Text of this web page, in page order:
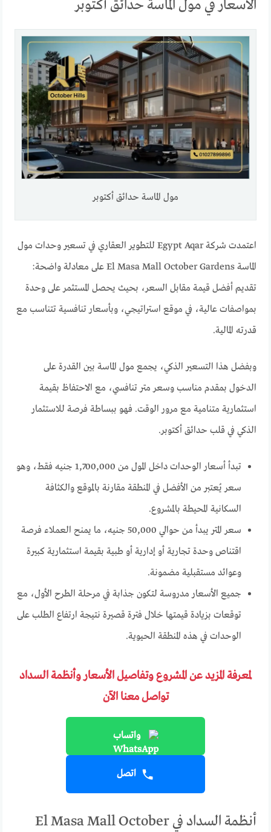
الأسعار في مول الماسة حدائق أكتوبر
مول الماسة حدائق أكتوبر
اعتمدت شركة Egypt Aqar للتطوير العقاري في تسعير وحدات مول
الماسة El Masa Mall October Gardens على معادلة واضحة:
تقديم أفضل قيمة مقابل السعر، بحيث يحصل المستثمر على وحدة
بمواصفات عالية، في موقع استراتيجي، وبأسعار تنافسية تتناسب مع
قدرته المالية.
وبفضل هذا التسعير الذكي، يجمع مول الماسة بين القدرة على
الدخول بمقدم مناسب وسعر متر تنافسي، مع الاحتفاظ بقيمة
استثمارية متنامية مع مرور الوقت. فهو ببساطة فرصة للاستثمار
الذكي في قلب حدائق أكتوبر.
تبدأ أسعار الوحدات داخل المول من 1,700,000 جنيه فقط، وهو
سعر يُعتبر من الأفضل في المنطقة مقارنة بالموقع والكثافة
السكانية المحيطة بالمشروع.
سعر المتر يبدأ من حوالي 50,000 جنيه، ما يمنح العملاء فرصة
اقتناص وحدة تجارية أو إدارية أو طبية بقيمة استثمارية كبيرة
وعوائد مستقبلية مضمونة.
جميع الأسعار مدروسة لتكون جذابة في مرحلة الطرح الأول، مع
توقعات بزيادة قيمتها خلال فترة قصيرة نتيجة ارتفاع الطلب على
الوحدات في هذه المنطقة الحيوية.
لمعرفة المزيد عن المشروع وتفاصيل الأسعار وأنظمة السداد
تواصل معنا الآن
واتساب
اتصل
أنظمة السداد في El Masa Mall October